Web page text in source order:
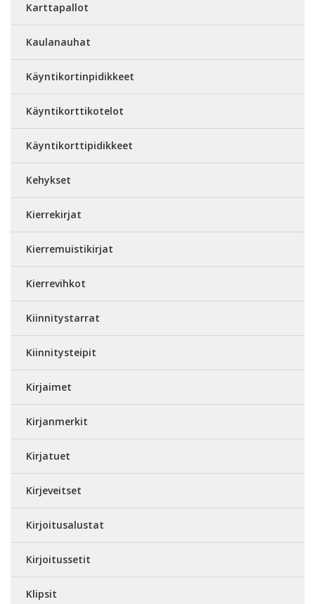
Karttapallot
Kaulanauhat
Käyntikortinpidikkeet
Käyntikorttikotelot
Käyntikorttipidikkeet
Kehykset
Kierrekirjat
Kierremuistikirjat
Kierrevihkot
Kiinnitystarrat
Kiinnitysteipit
Kirjaimet
Kirjanmerkit
Kirjatuet
Kirjeveitset
Kirjoitusalustat
Kirjoitussetit
Klipsit